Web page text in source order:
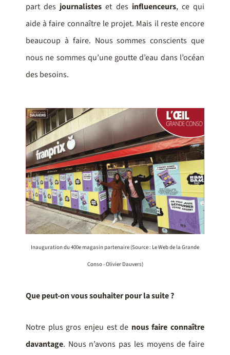
part des journalistes et des influenceurs, ce qui
aide à faire connaître le projet. Mais il reste encore
beaucoup à faire. Nous sommes conscients que
nous ne sommes qu’une goutte d’eau dans l’océan
des besoins.
Inauguration du 400e magasin partenaire (Source : Le Web de la Grande
Conso - Olivier Dauvers)
Que peut-on vous souhaiter pour la suite ?
Notre plus gros enjeu est de nous faire connaître
davantage. Nous n’avons pas les moyens de faire